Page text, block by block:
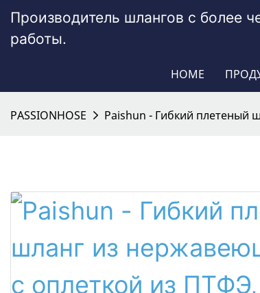
Производитель шлангов с более
работы.
HOME
PASSIONHOSE Paishun - Гибкий плетеный